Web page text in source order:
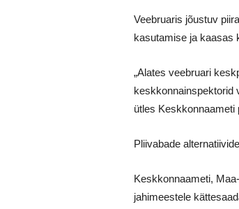
Veebruaris jõustuv
kasutamise ja kaasas
„Alates veebruari
keskkonnainspektorid
ütles Keskkonnaameti
Pliivabade
Keskkonnaameti,
jahimeestele